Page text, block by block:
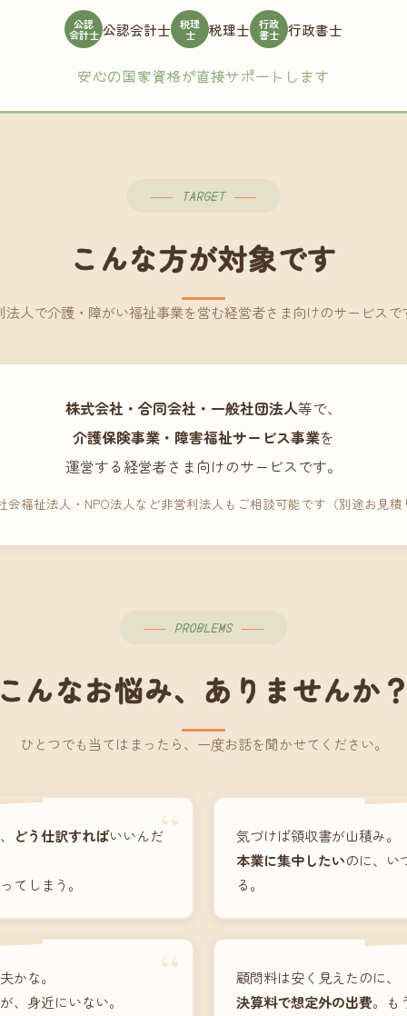
公認
会計士 公認会計士 税理
士 税理士 行政
書士 行政書士
安心の国家資格が直接サポートします
TARGET
こんな方が対象です
法人で介護・障がい福祉事業を営む経営者さま向けのサービスで
株式会社・合同会社・一般社団法人等で、
介護保険事業・障害福祉サービス事業を
運営する経営者さま向けのサービスです。
福祉法人・NPO法人など非営利法人もご相談可能です（別途お見積
PROBLEMS
んなお悩み、ありませんか？
ひとつでも当てはまったら、一度お話を聞かせてください。
“
どう仕訳すればいいんだ
てしまう。
気づけば領収書が山積み。
本業に集中したいのに、い
る。
“
かな。
、身近にいない。
顧問料は安く見えたのに、
決算料で想定外の出費。も